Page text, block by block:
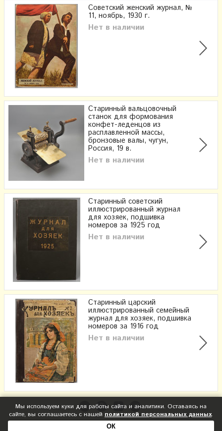
Советский женский журнал, №
11, ноябрь, 1930 г.
Нет в наличии
Старинный вальцовочный
станок для формования
конфет-леденцов из
расплавленной массы,
бронзовые валы, чугун,
Россия, 19 в.
Нет в наличии
Старинный советский
иллюстрированный журнал
для хозяек, подшивка
номеров за 1925 год
Нет в наличии
Старинный царский
иллюстрированный семейный
журнал для хозяек, подшивка
номеров за 1916 год
Нет в наличии
Мы используем куки для работы сайта и аналитики. Оставаясь на
сайте, вы соглашаетесь с нашей политикой персональных данных.
ОК